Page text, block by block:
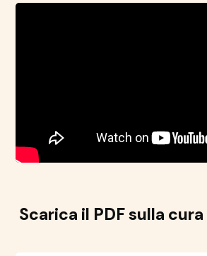
Scarica il PDF sulla